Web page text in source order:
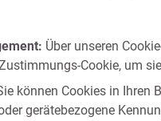
Über unseren
Cookie, um
können Cookies in Ihren
gerätebezogene